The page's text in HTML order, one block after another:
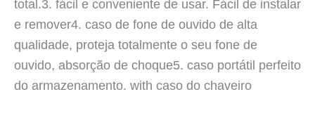
total.3. fácil e conveniente de usar. Fácil de instalar
e remover4. caso de fone de ouvido de alta
qualidade, proteja totalmente o seu fone de
ouvido, absorção de choque5. caso portátil perfeito
do armazenamento. with caso do chaveiro